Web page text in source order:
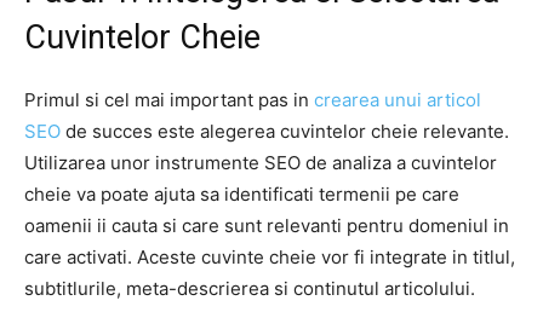
Cuvintelor Cheie
Primul si cel mai important pas in crearea unui articol
SEO de succes este alegerea cuvintelor cheie relevante.
Utilizarea unor instrumente SEO de analiza a cuvintelor
cheie va poate ajuta sa identificati termenii pe care
oamenii ii cauta si care sunt relevanti pentru domeniul in
care activati. Aceste cuvinte cheie vor fi integrate in titlul,
subtitlurile, meta-descrierea si continutul articolului.